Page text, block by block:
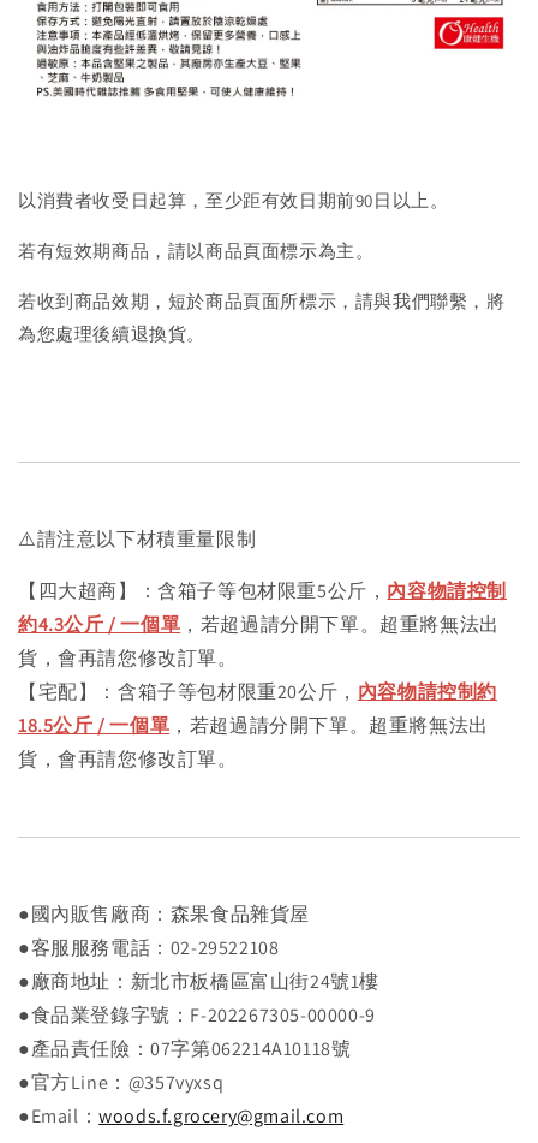
以消費者收受日起算，至少距有效日期前90日以上。
若有短效期商品，請以商品頁面標示為主。
若收到商品效期，短於商品頁面所標示，請與我們聯繫，將
為您處理後續退換貨。
⚠️請注意以下材積重量限制
【四大超商】：含箱子等包材限重5公斤， 內容物請控制
約4.3公斤 / 一個單 ，若超過請分開下單。超重將無法出
貨，會再請您修改訂單。
【宅配】：含箱子等包材限重20公斤， 內容物請控制約
18.5公斤 / 一個單 ，若超過請分開下單。超重將無法出
貨，會再請您修改訂單。
●國內販售廠商：森果食品雜貨屋
●客服服務電話：02-29522108
●廠商地址：新北市板橋區富山街24號1樓
●食品業登錄字號：F-202267305-00000-9
●產品責任險：07字第062214A10118號
●官方Line：@357vyxsq
●Email：woods.f.grocery@gmail.com